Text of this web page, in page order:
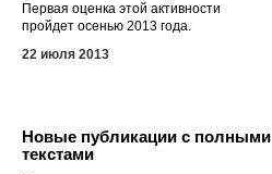
Первая оценка этой активности
пройдет осенью 2013 года.
22 июля 2013
Новые публикации с полными
текстами